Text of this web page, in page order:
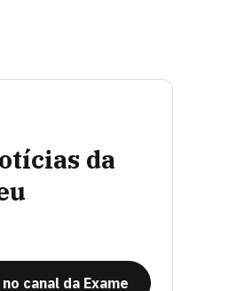
da
canal da Exame